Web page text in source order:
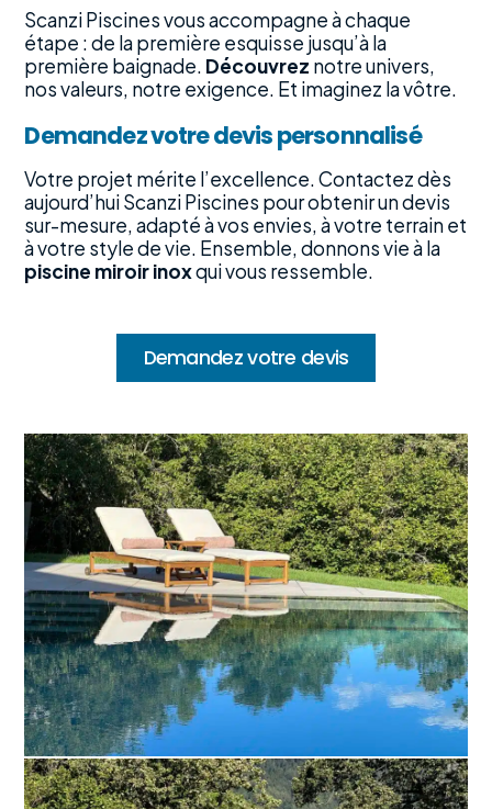
Scanzi Piscines vous accompagne à chaque
étape : de la première esquisse jusqu’à la
première baignade. Découvrez notre univers,
nos valeurs, notre exigence. Et imaginez la vôtre.
Demandez votre devis personnalisé
Votre projet mérite l’excellence. Contactez dès
aujourd’hui Scanzi Piscines pour obtenir un devis
sur-mesure, adapté à vos envies, à votre terrain et
à votre style de vie. Ensemble, donnons vie à la
piscine miroir inoxqui vous ressemble.
Demandez votre devis